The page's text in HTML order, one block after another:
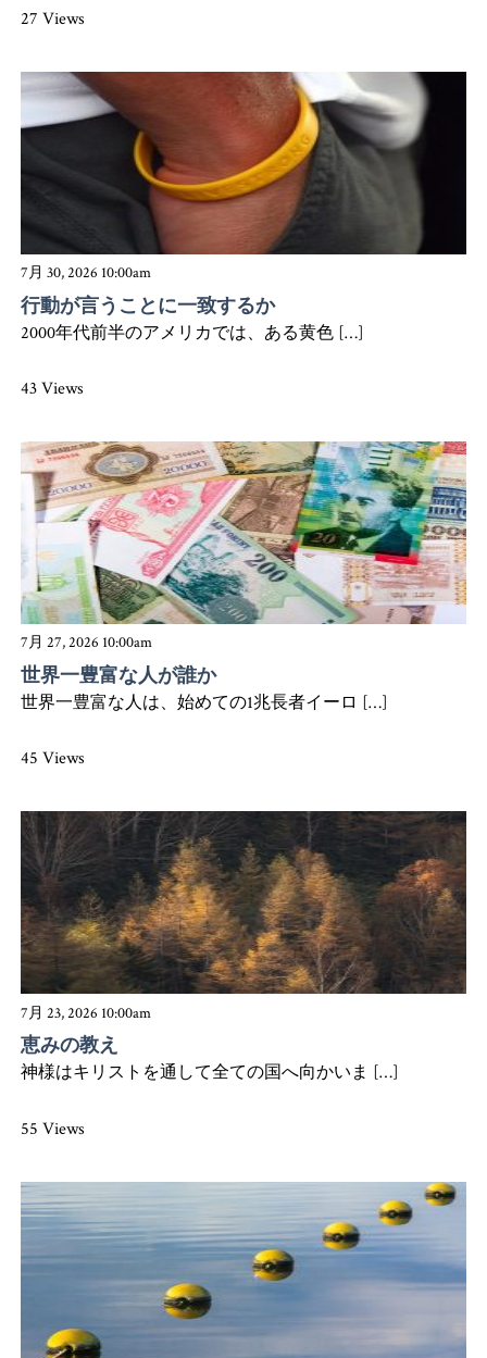
27 Views
7月 30, 2026 10:00am
行動が言うことに一致するか
2000年代前半のアメリカでは、ある黄色 […]
43 Views
7月 27, 2026 10:00am
世界一豊富な人が誰か
世界一豊富な人は、始めての1兆長者イーロ […]
45 Views
7月 23, 2026 10:00am
恵みの教え
神様はキリストを通して全ての国へ向かいま […]
55 Views